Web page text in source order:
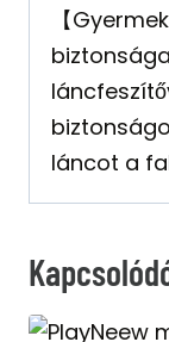
【
láncot a